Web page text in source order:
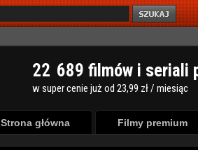
22 689 filmów i seriali
w super cenie już od 23,99 zł / miesiąc
Strona główna Filmy premium